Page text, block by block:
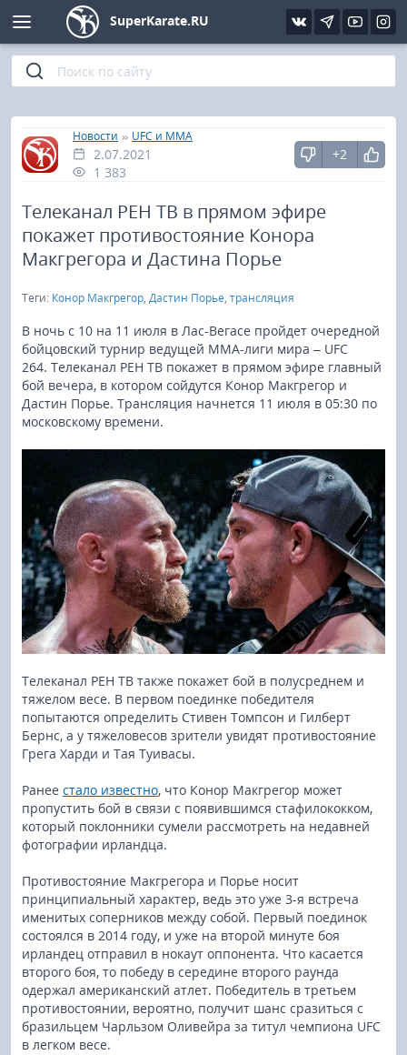
SuperKarate.RU
Главная
»
Новости » UFC и MMA
2.07.2021
1 383
+2
Телеканал РЕН ТВ в прямом эфире
покажет противостояние Конора
Макгрегора и Дастина Порье
Теги: Конор Макгрегор, Дастин Порье, трансляция
В ночь с 10 на 11 июля в Лас-Вегасе пройдет очередной
бойцовский турнир ведущей ММА-лиги мира – UFC
264. Телеканал РЕН ТВ покажет в прямом эфире главный
бой вечера, в котором сойдутся Конор Макгрегор и
Дастин Порье. Трансляция начнется 11 июля в 05:30 по
московскому времени.
Телеканал РЕН ТВ также покажет бой в полусреднем и
тяжелом весе. В первом поединке победителя
попытаются определить Стивен Томпсон и Гилберт
Бернс, а у тяжеловесов зрители увидят противостояние
Грега Харди и Тая Туивасы.
Ранее стало известно, что Конор Макгрегор может
пропустить бой в связи с появившимся стафилококком,
который поклонники сумели рассмотреть на недавней
фотографии ирландца.
Противостояние Макгрегора и Порье носит
принципиальный характер, ведь это уже 3-я встреча
именитых соперников между собой. Первый поединок
состоялся в 2014 году, и уже на второй минуте боя
ирландец отправил в нокаут оппонента. Что касается
второго боя, то победу в середине второго раунда
одержал американский атлет. Победитель в третьем
противостоянии, вероятно, получит шанс сразиться с
бразильцем Чарльзом Оливейра за титул чемпиона UFC
в легком весе.
Киокушинкай
Кёкусин (IFK)
Шинкиокушинкай
Кекусин-кан
Кикбоксинг и K-1
Бокс
UFC и MMA
Муай тай
Фото
Видео
Интервью
Статьи
Уроки каратэ
Файлы
Библиотека